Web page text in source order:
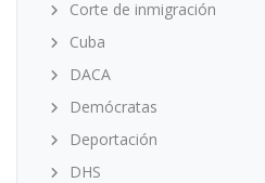
Corte de inmigración
Cuba
DACA
Demócratas
Deportación
DHS